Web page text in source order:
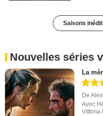
Saisons
Nouvelles séries
La
De
Avec
Vittoria